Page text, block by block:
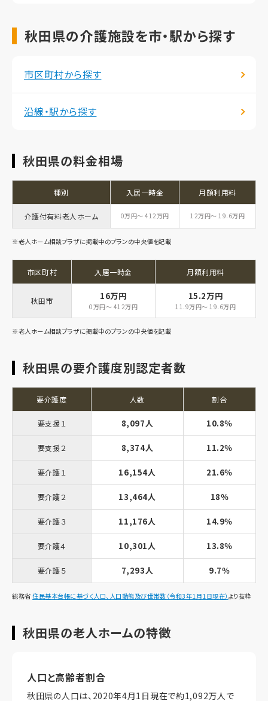
秋田県の介護施設を市・駅から探す
市区町村から探す
沿線・駅から探す
秋田県の料金相場
種別 入居一時金 月額利用料
介護付有料老人ホーム 0万円～ 412万円 12万円～ 19.6万円
※老人ホーム相談プラザに掲載中のプランの中央値を記載
市区町村 入居一時金 月額利用料
秋田市 16万円
0万円～ 412万円
15.2万円
11.9万円～ 19.6万円
※老人ホーム相談プラザに掲載中のプランの中央値を記載
秋田県の要介護度別認定者数
要介護度 人数 割合
要支援１ 8,097人 10.8％
要支援２ 8,374人 11.2％
要介護１ 16,154人 21.6％
要介護２ 13,464人 18％
要介護３ 11,176人 14.9％
要介護４ 10,301人 13.8％
要介護５ 7,293人 9.7％
総務省住民基本台帳に基づく人口、人口動態及び世帯数（令和3年1月1日現在） より抜粋
秋田県の老人ホームの特徴
人口と高齢者割合
秋田県の人口は、2020年4月1日現在で約1,092万人で